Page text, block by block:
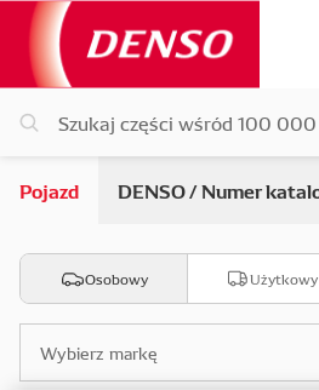
Pojazd DENSO / Numer
Osobowy Użytkowy
Wybierz markę